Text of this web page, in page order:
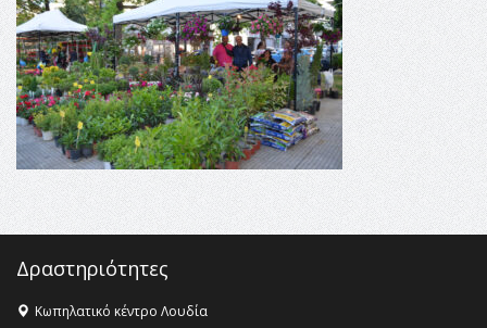
Champions League!
16:27 -Όλυμπος: Εντάχθηκε στον Κατάλογο Παγκόσμιας
Κληρονομιάς της UNESCO – Ομόφωνη η απόφαση Ο
Όλυμπος αναγνωρίστηκε ως φυσικό και πολιτιστικό
αγαθό εξέχουσας οικουμενικής αξίας για την
ανθρωπότητα
16:18 -
ΕΝΟΡΙΑΚΕΣ ΚΑΛΟΚΑΙΡΙΝΕΣ ΔΡΑΣΕΙΣ ΓΙΑ ΠΑΙΔΙΑ
ΣΤΗΝ ΕΔΕΣΣΑ
Δραστηριότητες
Κωπηλατικό κέντρο Λουδία